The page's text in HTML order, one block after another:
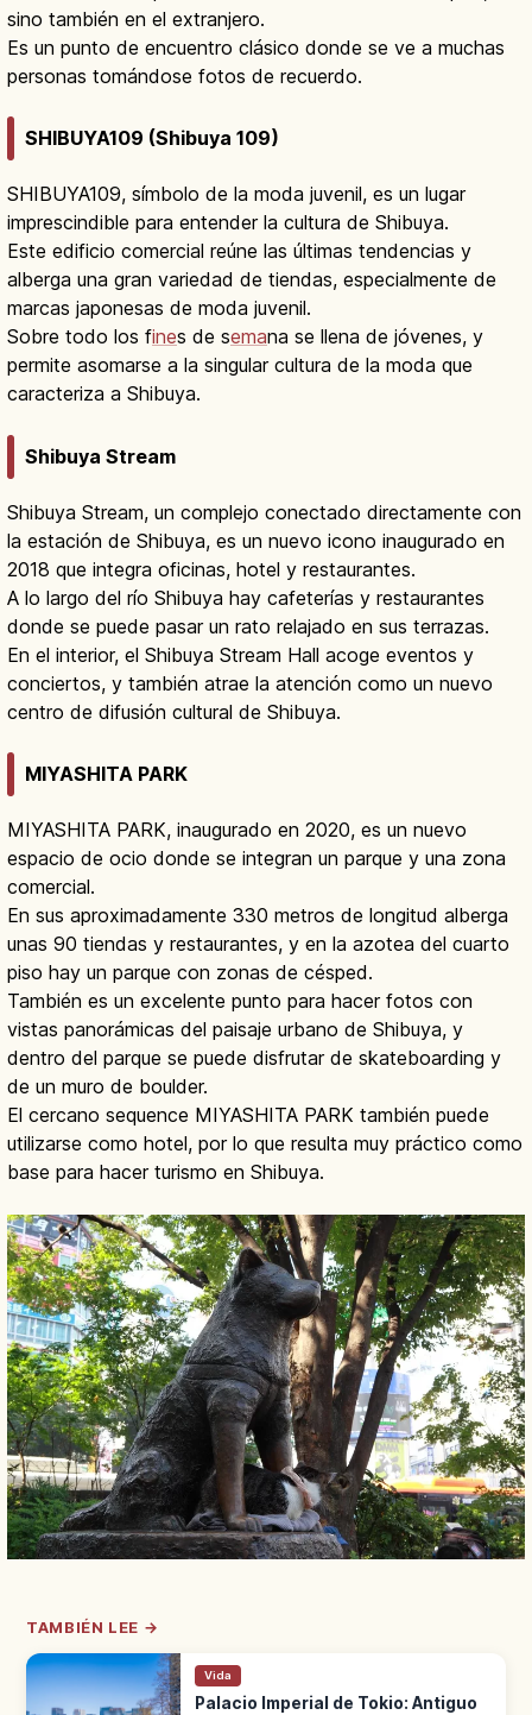
sino también en el extranjero.
Es un punto de encuentro clásico donde se ve a muchas
personas tomándose fotos de recuerdo.
SHIBUYA109 (Shibuya 109)
SHIBUYA109, símbolo de la moda juvenil, es un lugar
imprescindible para entender la cultura de Shibuya.
Este edificio comercial reúne las últimas tendencias y
alberga una gran variedad de tiendas, especialmente de
marcas japonesas de moda juvenil.
Sobre todo los fines de semana se llena de jóvenes, y
permite asomarse a la singular cultura de la moda que
caracteriza a Shibuya.
Shibuya Stream
Shibuya Stream, un complejo conectado directamente con
la estación de Shibuya, es un nuevo icono inaugurado en
2018 que integra oficinas, hotel y restaurantes.
A lo largo del río Shibuya hay cafeterías y restaurantes
donde se puede pasar un rato relajado en sus terrazas.
En el interior, el Shibuya Stream Hall acoge eventos y
conciertos, y también atrae la atención como un nuevo
centro de difusión cultural de Shibuya.
MIYASHITA PARK
MIYASHITA PARK, inaugurado en 2020, es un nuevo
espacio de ocio donde se integran un parque y una zona
comercial.
En sus aproximadamente 330 metros de longitud alberga
unas 90 tiendas y restaurantes, y en la azotea del cuarto
piso hay un parque con zonas de césped.
También es un excelente punto para hacer fotos con
vistas panorámicas del paisaje urbano de Shibuya, y
dentro del parque se puede disfrutar de skateboarding y
de un muro de boulder.
El cercano sequence MIYASHITA PARK también puede
utilizarse como hotel, por lo que resulta muy práctico como
base para hacer turismo en Shibuya.
TAMBIÉN LEE →
Vida
Palacio Imperial de Tokio: Antiguo